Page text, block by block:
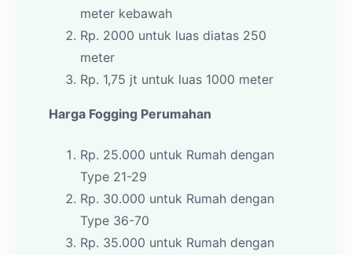
meter kebawah
Rp. 2000 untuk luas diatas 250
meter
Rp. 1,75 jt untuk luas 1000 meter
Harga Fogging Perumahan
Rp. 25.000 untuk Rumah dengan
Type 21-29
Rp. 30.000 untuk Rumah dengan
Type 36-70
Rp. 35.000 untuk Rumah dengan